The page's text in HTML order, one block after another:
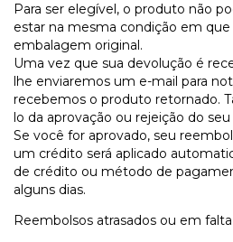
Para ser elegível, o produto não
estar na mesma condição em
embalagem original.
Uma vez que sua devolução é
lhe enviaremos um e-mail para
recebemos o produto retornado.
lo da aprovação ou rejeição do
Se você for aprovado, seu
um crédito será aplicado
de crédito ou método de
alguns dias.
Reembolsos atrasados ​​ou em